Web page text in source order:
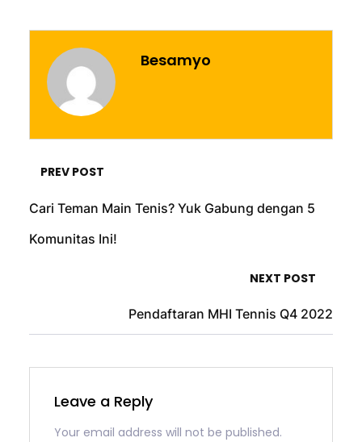
Besamyo
PREV POST
Cari Teman Main Tenis? Yuk Gabung dengan 5
Komunitas Ini!
NEXT POST
Pendaftaran MHI Tennis Q4 2022
Leave a Reply
Your email address will not be published.